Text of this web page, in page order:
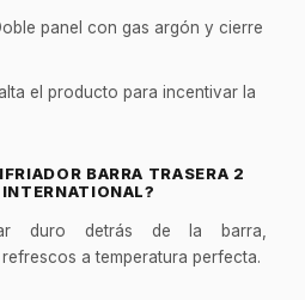
panel con gas argón y cierre
el producto para incentivar la
BARRA TRASERA 2
duro detrás de la barra,
a temperatura perfecta.